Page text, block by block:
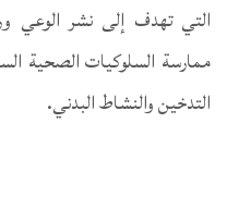
التي تهدف إلى نشر الوعي
ممارسة السلوكيات الصحية
التدخين والنشاط البدني.